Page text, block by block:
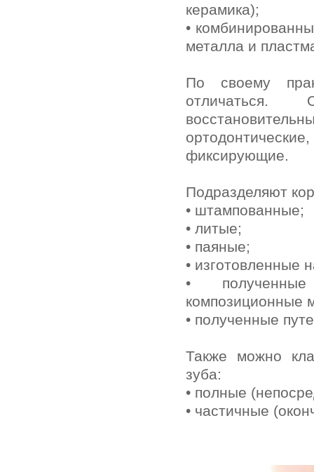
керамика);
•
металла и
По своему
фиксирующие.
Подразделяют
• штампованные;
• литые;
• паяные;
• изготовленные
•
композиционные
• полученные
Также можно
зуба:
• полные
• частичные